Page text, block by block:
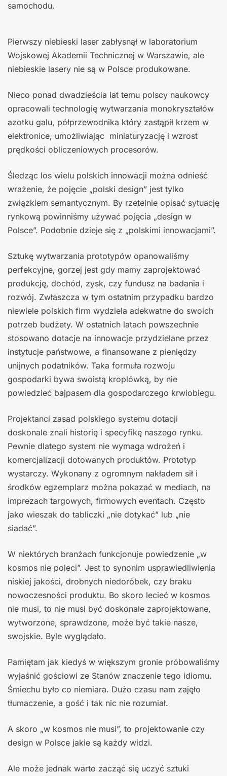
samochodu.
Pierwszy niebieski laser zabłysnął w laboratorium
Wojskowej Akademii Technicznej w Warszawie, ale
niebieskie lasery nie są w Polsce produkowane.
Nieco ponad dwadzieścia lat temu polscy naukowcy
opracowali technologię wytwarzania monokryształów
azotku galu, półprzewodnika który zastąpił krzem w
elektronice, umożliwiając miniaturyzację i wzrost
prędkości obliczeniowych procesorów.
Śledząc los wielu polskich innowacji można odnieść
wrażenie, że pojęcie „polski design” jest tylko
związkiem semantycznym. By rzetelnie opisać sytuację
rynkową powinniśmy używać pojęcia „design w
Polsce”. Podobnie dzieje się z „polskimi innowacjami”.
Sztukę wytwarzania prototypów opanowaliśmy
perfekcyjne, gorzej jest gdy mamy zaprojektować
produkcję, dochód, zysk, czy fundusz na badania i
rozwój. Zwłaszcza w tym ostatnim przypadku bardzo
niewiele polskich firm wydziela adekwatne do swoich
potrzeb budżety. W ostatnich latach powszechnie
stosowano dotacje na innowacje przydzielane przez
instytucje państwowe, a finansowane z pieniędzy
unijnych podatników. Taka formuła rozwoju
gospodarki bywa swoistą kroplówką, by nie
powiedzieć bajpasem dla gospodarczego krwiobiegu.
Projektanci zasad polskiego systemu dotacji
doskonale znali historię i specyfikę naszego rynku.
Pewnie dlatego system nie wymaga wdrożeń i
komercjalizacji dotowanych produktów. Prototyp
wystarczy. Wykonany z ogromnym nakładem sił i
środków egzemplarz można pokazać w mediach, na
imprezach targowych, firmowych eventach. Często
jako wieszak do tabliczki „nie dotykać” lub „nie
siadać”.
W niektórych branżach funkcjonuje powiedzenie „w
kosmos nie poleci”. Jest to synonim usprawiedliwienia
niskiej jakości, drobnych niedoróbek, czy braku
nowoczesności produktu. Bo skoro lecieć w kosmos
nie musi, to nie musi być doskonale zaprojektowane,
wytworzone, sprawdzone, może być takie nasze,
swojskie. Byle wyglądało.
Pamiętam jak kiedyś w większym gronie próbowaliśmy
wyjaśnić gościowi ze Stanów znaczenie tego idiomu.
Śmiechu było co niemiara. Dużo czasu nam zajęło
tłumaczenie, a gość i tak nic nie rozumiał.
A skoro „w kosmos nie musi”, to projektowanie czy
design w Polsce jakie są każdy widzi.
Ale może jednak warto zacząć się uczyć sztuki